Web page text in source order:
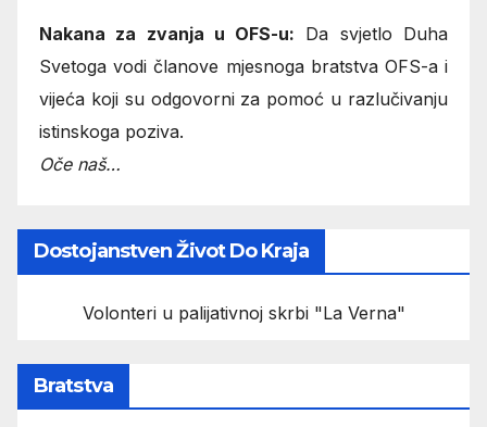
Nakana za zvanja u OFS-u: Da svjetlo Duha
Svetoga vodi članove mjesnoga bratstva OFS-a i
vijeća koji su odgovorni za pomoć u razlučivanju
istinskoga poziva.
Oče naš…
Dostojanstven Život Do Kraja
Volonteri u palijativnoj skrbi "La Verna"
Bratstva